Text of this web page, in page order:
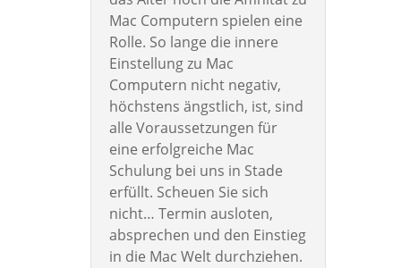
Mac Computern spielen eine
Rolle. So lange die innere
Einstellung zu Mac
Computern nicht negativ,
höchstens ängstlich, ist, sind
alle Voraussetzungen für
eine erfolgreiche Mac
Schulung bei uns in Stade
erfüllt. Scheuen Sie sich
nicht… Termin ausloten,
absprechen und den Einstieg
in die Mac Welt durchziehen.